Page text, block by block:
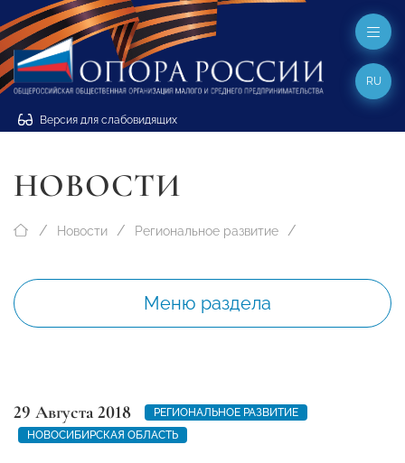
Версия для слабовидящих
RU
НОВОСТИ
Новости Региональное развитие
Меню раздела
29 Августа 2018
РЕГИОНАЛЬНОЕ РАЗВИТИЕ
НОВОСИБИРСКАЯ ОБЛАСТЬ